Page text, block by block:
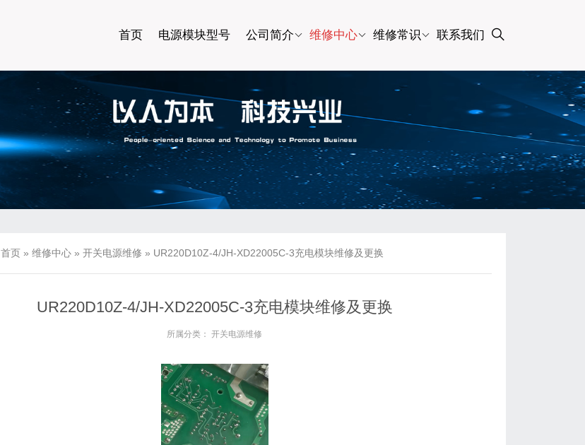
首页 电源模块型号 公司简介 维修中心 维修常识 联系我们
首页 » 维修中心 » 开关电源维修 » UR220D10Z-4/JH-XD22005C-3充电模块维修及更换
UR220D10Z-4/JH-XD22005C-3充电模块维修及更换
所属分类： 开关电源维修